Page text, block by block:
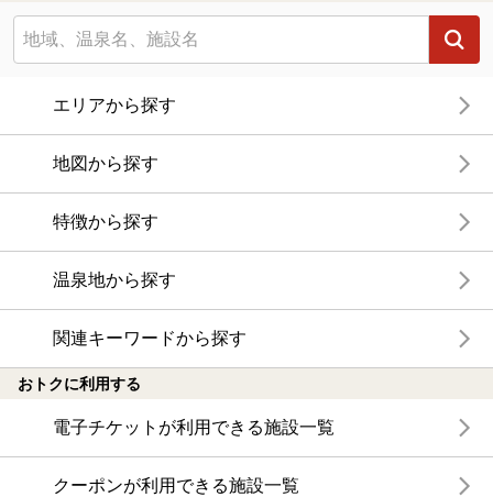
エリアから探す
地図から探す
特徴から探す
温泉地から探す
関連キーワードから探す
おトクに利用する
電子チケットが利用できる施設一覧
クーポンが利用できる施設一覧